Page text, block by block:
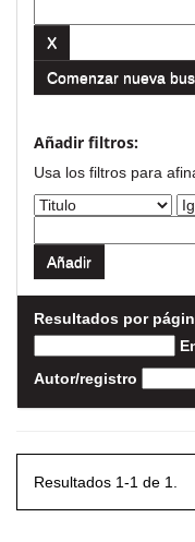
Comenzar nueva
Añadir filtros:
Usa los filtros para
Resultados por
Autor/registro
Resultados 1-1 de 1.